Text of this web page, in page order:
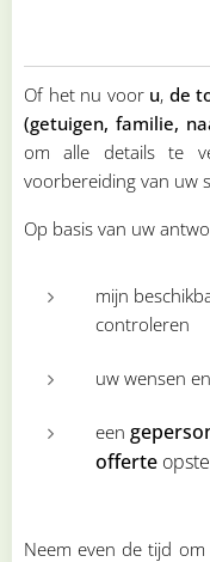
Of het nu voor u, de
(getuigen, familie,
om alle details te
voorbereiding van uw
Op basis van uw
mijn
controleren
uw wensen
een
offerte
Neem even de tijd